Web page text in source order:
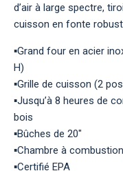
d’air à large spectre,
cuisson en fonte
▪Grand four en acier
H)
▪Grille de cuisson (2
▪Jusqu’à 8 heures de
bois
▪Bûches de 20"
▪Chambre à
▪Certifié EPA